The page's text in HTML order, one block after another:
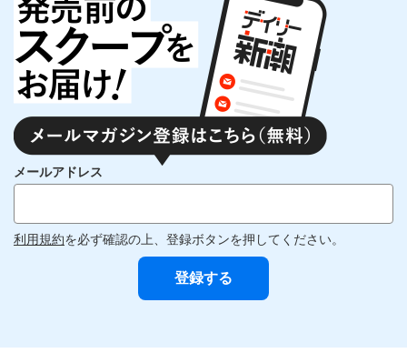
メールアドレス
利用規約を必ず確認の上、登録ボタンを押してください。